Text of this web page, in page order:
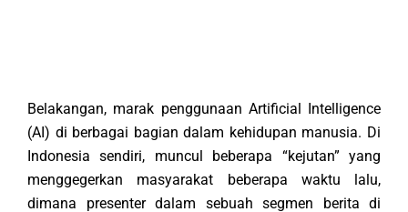
Belakangan, marak penggunaan Artificial Intelligence
(AI) di berbagai bagian dalam kehidupan manusia. Di
Indonesia sendiri, muncul beberapa “kejutan” yang
menggegerkan masyarakat beberapa waktu lalu,
dimana presenter dalam sebuah segmen berita di